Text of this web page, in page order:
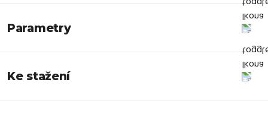
Parametry
Ke stažení